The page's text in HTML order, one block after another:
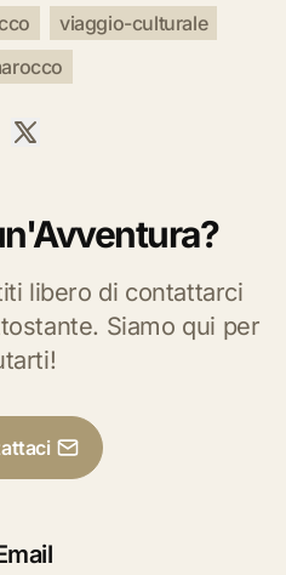
viaggio-culturale
libero di contattarci
Siamo qui per